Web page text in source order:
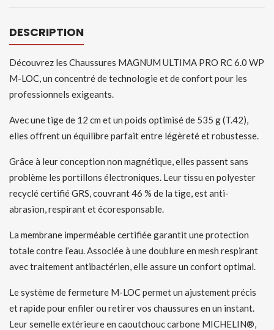
DESCRIPTION
Découvrez les Chaussures MAGNUM ULTIMA PRO RC 6.0 WP
M-LOC, un concentré de technologie et de confort pour les
professionnels exigeants.
Avec une tige de 12 cm et un poids optimisé de 535 g (T.42),
elles offrent un équilibre parfait entre légèreté et robustesse.
Grâce à leur conception non magnétique, elles passent sans
problème les portillons électroniques. Leur tissu en polyester
recyclé certifié GRS, couvrant 46 % de la tige, est anti-
abrasion, respirant et écoresponsable.
La membrane imperméable certifiée garantit une protection
totale contre l’eau. Associée à une doublure en mesh respirant
avec traitement antibactérien, elle assure un confort optimal.
Le système de fermeture M-LOC permet un ajustement précis
et rapide pour enfiler ou retirer vos chaussures en un instant.
Leur semelle extérieure en caoutchouc carbone MICHELIN®,